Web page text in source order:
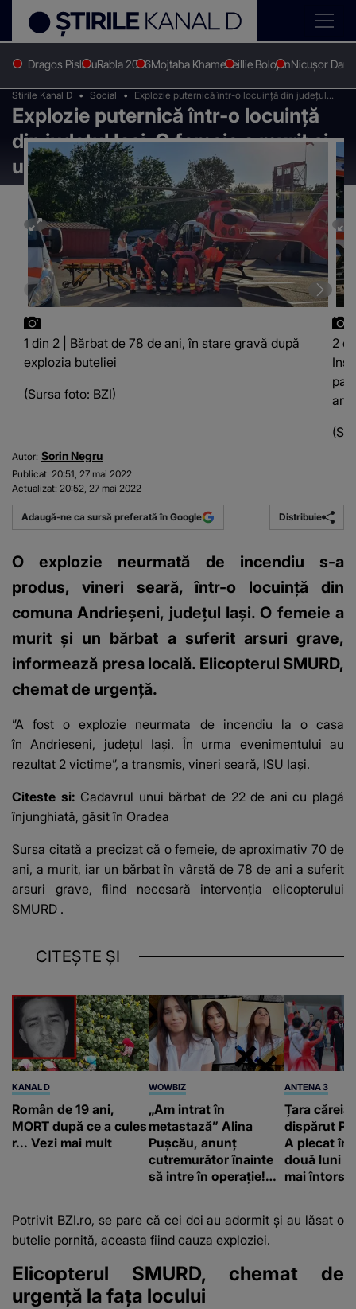
Dragos PislaruRabla 2026Mojtaba KhameneiIlie BolojanNicușor Dan
Stirile Kanal D Social
Explozie puternică într-o locuință din județul
Iași. O femeie a murit şi un bărbat a suferit arsuri
grave
Explozie puternică într-o locuință
din județul Iași. O femeie a murit şi
un bărbat a suferit arsuri grave
1 din 2 | Bărbat de 78 de ani, în stare gravă după
explozia buteliei
(Sursa foto: BZI)
2
Autor: Sorin Negru
Publicat: 20:51, 27 mai 2022
Actualizat: 20:52, 27 mai 2022
Adaugă-ne ca sursă preferată în Google Distribuie
O explozie neurmată de incendiu s-a
produs, vineri seară, într-o locuinţă din
comuna Andrieşeni, judeţul Iaşi. O femeie a
murit şi un bărbat a suferit arsuri grave,
informează presa locală. Elicopterul SMURD,
chemat de urgență.
”A fost o explozie neurmata de incendiu la o casa
în Andrieseni, judeţul Iaşi. În urma evenimentului au
rezultat 2 victime”, a transmis, vineri seară, ISU Iaşi.
Citeste si: Cadavrul unui bărbat de 22 de ani cu plagă
înjunghiată, găsit în Oradea
Sursa citată a precizat că o femeie, de aproximativ 70 de
ani, a murit, iar un bărbat în vârstă de 78 de ani a suferit
arsuri grave, fiind necesară intervenția elicopterului
SMURD .
CITEȘTE ȘI
KANAL D
Român de 19 ani,
MORT după ce a cules
r... Vezi mai mult
WOWBIZ
„Am intrat în
metastază” Alina
Pușcău, anunț
cutremurător înainte
să intre în operație!
fanilor
ANTENA 3
Țara căreia
dispărut
A plecat în
două luni
mai întors
Potrivit BZI.ro, se pare că cei doi au adormit și au lăsat o
butelie pornită, aceasta fiind cauza exploziei.
Elicopterul SMURD, chemat de
urgență la fața locului